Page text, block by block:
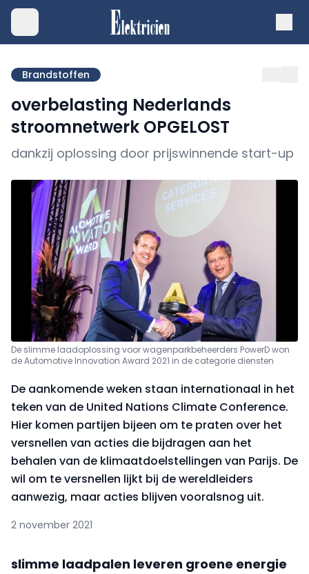
Brandstoffen
overbelasting Nederlands
stroomnetwerk OPGELOST
dankzij oplossing door prijswinnende start-up
De slimme laadoplossing voor wagenparkbeheerders PowerD won
de Automotive Innovation Award 2021 in de categorie diensten
De aankomende weken staan internationaal in het
teken van de United Nations Climate Conference.
Hier komen partijen bijeen om te praten over het
versnellen van acties die bijdragen aan het
behalen van de klimaatdoelstellingen van Parijs. De
wil om te versnellen lijkt bij de wereldleiders
aanwezig, maar acties blijven vooralsnog uit.
2 november 2021
slimme laadpalen leveren groene energie